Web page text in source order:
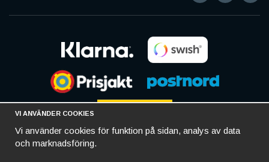
VI ANVÄNDER COOKIES
Vi använder cookies för funktion på sidan, analys av data
och marknadsföring.